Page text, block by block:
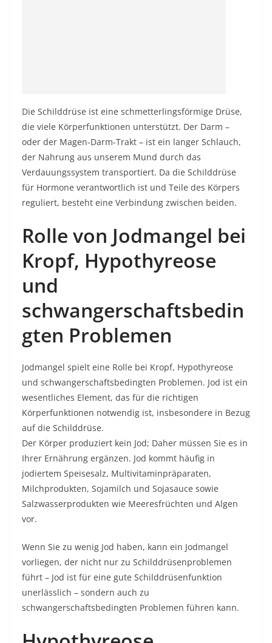
Die Schilddrüse ist eine schmetterlingsförmige Drüse,
die viele Körperfunktionen unterstützt. Der Darm –
oder der Magen-Darm-Trakt – ist ein langer Schlauch,
der Nahrung aus unserem Mund durch das
Verdauungssystem transportiert. Da die Schilddrüse
für Hormone verantwortlich ist und Teile des Körpers
reguliert, besteht eine Verbindung zwischen beiden.
Rolle von Jodmangel bei
Kropf, Hypothyreose
und
schwangerschaftsbedin
gten Problemen
Jodmangel spielt eine Rolle bei Kropf, Hypothyreose
und schwangerschaftsbedingten Problemen. Jod ist ein
wesentliches Element, das für die richtigen
Körperfunktionen notwendig ist, insbesondere in Bezug
auf die Schilddrüse.
Der Körper produziert kein Jod; Daher müssen Sie es in
Ihrer Ernährung ergänzen. Jod kommt häufig in
jodiertem Speisesalz, Multivitaminpräparaten,
Milchprodukten, Sojamilch und Sojasauce sowie
Salzwasserprodukten wie Meeresfrüchten und Algen
vor.
Wenn Sie zu wenig Jod haben, kann ein Jodmangel
vorliegen, der nicht nur zu Schilddrüsenproblemen
führt – Jod ist für eine gute Schilddrüsenfunktion
unerlässlich – sondern auch zu
schwangerschaftsbedingten Problemen führen kann.